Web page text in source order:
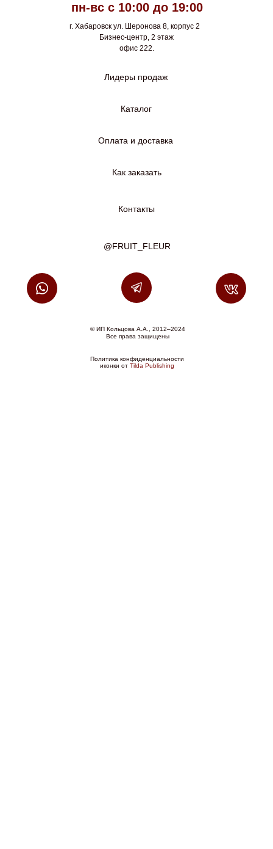
© ИП Кольцова А.А., 2012–2024
Все права защищены
Политика конфиденциальности
пн-вс с 10:00 до 19:00
г. Хабаровск ул. Шеронова 8, корпус 2
Бизнес-центр, 2 этаж
офис 222.
Лидеры продаж
Каталог
иконки от Tilda Publishing
Оплата и доставка
Как заказать
@FRUIT_FLEUR
Контакты